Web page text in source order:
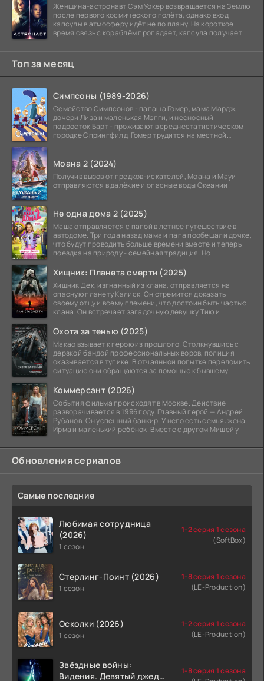
Женщина-астронавт Сэм Уокер возвращается на Землю
после первого космического полёта, однако вход
капсулы в атмосферу идёт не по плану. На короткое
время связь с кораблём пропадает, капсула получает
Топ за месяц
Симпсоны (1989-2026)
Семейство Симпсонов - папаша Гомер, мама Мардж,
дочери Лиза и маленькая Мэгги, и несносный
подросток Барт - проживают в среднестатистическом
городке Спрингфилд. Гомер трудится на местной
Моана 2 (2024)
Получив вызов от предков-искателей, Моана и Мауи
отправляются в далёкие и опасные воды Океании.
Не одна дома 2 (2025)
Маша отправляется с папой в летнее путешествие в
автодоме. Три года назад мама и папа пообещали дочке,
что будут проводить больше времени вместе и теперь
поездка на природу - семейная традиция. Но
Хищник: Планета смерти (2025)
Хищник Дек, изгнанный из клана, отправляется на
опасную планету Калиск. Он стремится доказать
своему отцу и всему племени, что достоин быть частью
клана. Он встречает загадочную девушку Тию и
Охота за тенью (2025)
Макао взывает к герою из прошлого. Столкнувшись с
дерзкой бандой профессиональных воров, полиция
оказывается в тупике. В отчаянной попытке переломить
ситуацию они обращаются за помощью к бывшему
Коммерсант (2026)
События фильма происходят в Москве. Действие
разворачивается в 1996 году. Главный герой — Андрей
Рубанов. Он успешный банкир. У него есть семья: жена
Ирма и маленький ребёнок. Вместе с другом Мишей у
Обновления сериалов
Самые последние
Любимая сотрудница
(2026)
1 сезон
1-2 серия 1 сезона
(SoftBox)
Стерлинг-Поинт (2026)
1 сезон
1-8 серия 1 сезона
(LE-Production)
Осколки (2026)
1 сезон
1-2 серия 1 сезона
(LE-Production)
Звёздные войны:
Видения. Девятый джедай
1-8 серия 1 сезона